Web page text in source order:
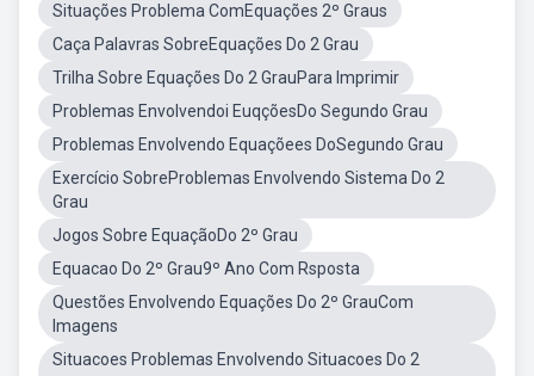
Situações Problema ComEquações 2º Graus
Caça Palavras SobreEquações Do 2 Grau
Trilha Sobre Equações Do 2 GrauPara Imprimir
Problemas Envolvendoi EuqçõesDo Segundo Grau
Problemas Envolvendo Equaçõees DoSegundo Grau
Exercício SobreProblemas Envolvendo Sistema Do 2
Grau
Jogos Sobre EquaçãoDo 2º Grau
Equacao Do 2º Grau9º Ano Com Rsposta
Questões Envolvendo Equações Do 2º GrauCom
Imagens
Situacoes Problemas Envolvendo Situacoes Do 2